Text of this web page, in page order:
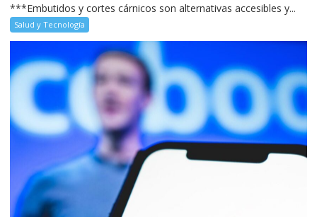
***Embutidos y cortes cárnicos son alternativas accesibles y...
Salud y Tecnología